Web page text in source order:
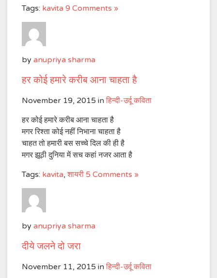
Tags: kavita 9 Comments »
by anupriya sharma
हर कोई हमारे करीब आना चाहता है
November 19, 2015 in हिन्दी-उर्दू कविता
हर कोई हमारे करीब आना चाहता है
मगर रिश्ता कोई नहीं निभाना चाहता है
चाहत तो हमारी बस सच्चे दिल की ही है
मगर झूठी दुनिया में सच कहां नजर आता है
Tags: kavita, शायरी 5 Comments »
by anupriya sharma
दीये जलने दो जरा
November 11, 2015 in हिन्दी-उर्दू कविता